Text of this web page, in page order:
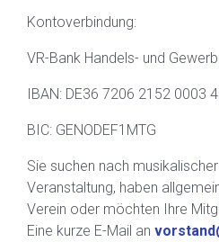
Kontoverbindung:
VR-Bank Handels- und
IBAN: DE36 7206 2152 0003
BIC: GENODEF1MTG
Sie suchen nach
Veranstaltung, haben
Verein oder möchten Ihre
Eine kurze E-Mail an